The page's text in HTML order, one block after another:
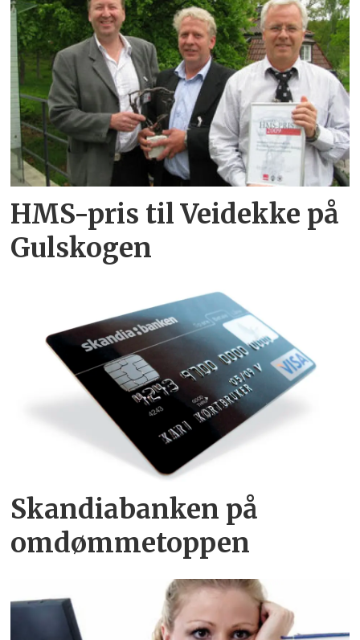
HMS-pris til Veidekke på
Gulskogen
Skandiabanken på
omdømmetoppen